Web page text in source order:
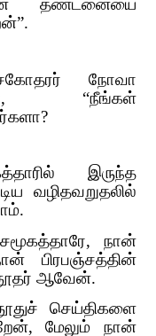
தண்டனையை
”.
நோவா
, “நீங்கள்
?
இருந்த
வழிதவறுதலில்
.
,​​ நான்
பிரபஞ்சத்தின்
தூதர் ஆவேன்.
செய்திகளை
,​​மேலும் நான்